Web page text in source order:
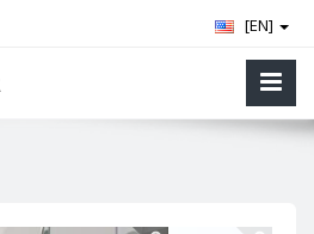
[EN]